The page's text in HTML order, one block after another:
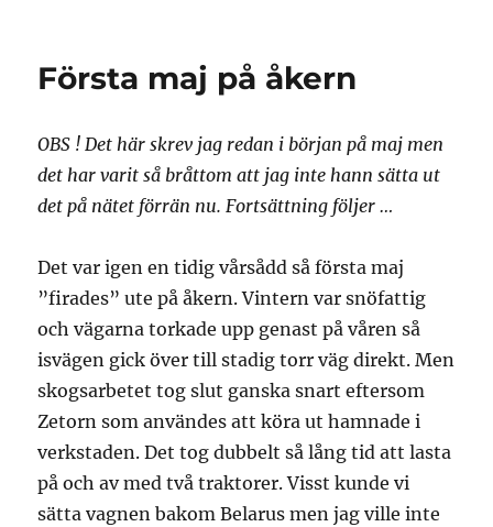
Första maj på åkern
OBS ! Det här skrev jag redan i början på maj men
det har varit så bråttom att jag inte hann sätta ut
det på nätet förrän nu. Fortsättning följer …
Det var igen en tidig vårsådd så första maj
”firades” ute på åkern. Vintern var snöfattig
och vägarna torkade upp genast på våren så
isvägen gick över till stadig torr väg direkt. Men
skogsarbetet tog slut ganska snart eftersom
Zetorn som användes att köra ut hamnade i
verkstaden. Det tog dubbelt så lång tid att lasta
på och av med två traktorer. Visst kunde vi
sätta vagnen bakom Belarus men jag ville inte